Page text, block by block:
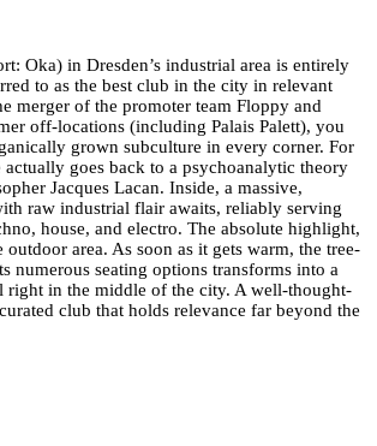
Oka) in Dresden’s industrial area is entirely
to as the best club in the city in relevant
merger of the promoter team Floppy and
off-locations (including Palais Palett), you
grown subculture in every corner. For
actually goes back to a psychoanalytic theory
Jacques Lacan. Inside, a massive,
raw industrial flair awaits, reliably serving
house, and electro. The absolute highlight,
outdoor area. As soon as it gets warm, the tree-
numerous seating options transforms into a
right in the middle of the city. A well-thought-
club that holds relevance far beyond the